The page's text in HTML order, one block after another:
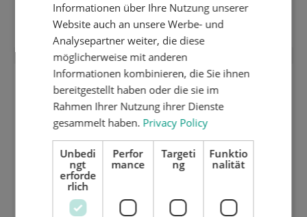
geschliffen mit Vakuum
Informationen über Ihre Nutzung unserer
Website auch an unsere Werbe- und
Analysepartner weiter, die diese
möglicherweise mit anderen
Informationen kombinieren, die Sie ihnen
bereitgestellt haben oder die sie im
Rahmen Ihrer Nutzung ihrer Dienste
gesammelt haben. Privacy Policy
Unbedi
ngt
erforde
rlich
Perfor
mance
Targeti
ng
Funktio
nalität